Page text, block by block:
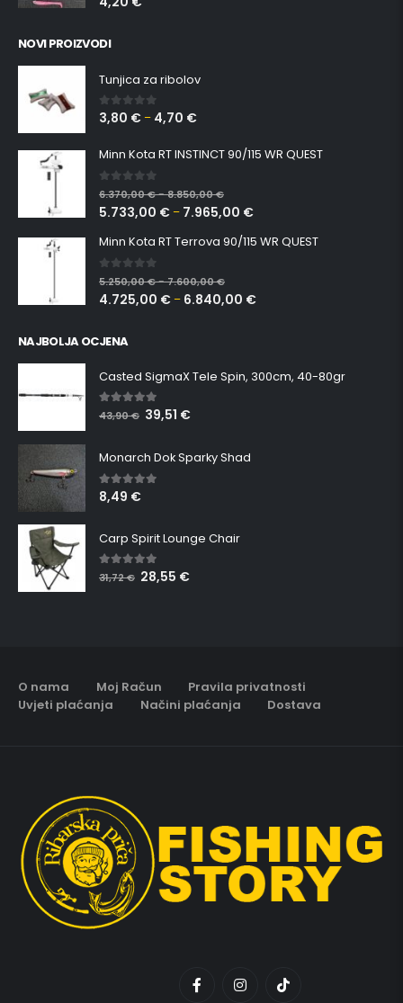
NOVI PROIZVODI
Tunjica za ribolov
0 out of 5
3,80 € – 4,70 €
Minn Kota RT INSTINCT 90/115 WR QUEST
0 out of 5
6.370,00€–8.850,00€
5.733,00 € – 7.965,00 €
Minn Kota RT Terrova 90/115 WR QUEST
0 out of 5
5.250,00€–7.600,00€
4.725,00 € – 6.840,00 €
NAJBOLJA OCJENA
Casted SigmaX Tele Spin, 300cm, 40-80gr
5.00out of 5
43,90€ 39,51 €
Monarch Dok Sparky Shad
5.00 out of 5
8,49 €
Carp Spirit Lounge Chair
5.00 out of 5
31,72€ 28,55 €
O nama Moj Račun
Pravila privatnosti
Uvjeti plaćanja
Načini plaćanja Dostava